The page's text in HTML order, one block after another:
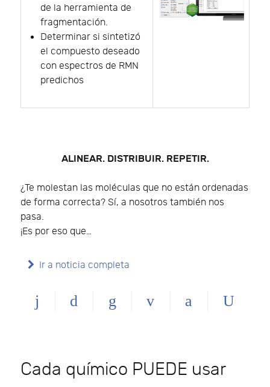
de la herramienta de
fragmentación.
Determinar si sintetizó
el compuesto deseado
con espectros de RMN
predichos
ALINEAR. DISTRIBUIR. REPETIR.
¿Te molestan las moléculas que no están ordenadas
de forma correcta? Sí, a nosotros también nos
pasa.
¡Es por eso que…
Ir a noticia completa
Cada químico PUEDE usar